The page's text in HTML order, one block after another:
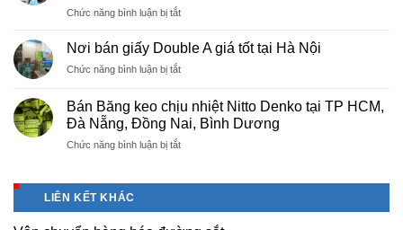
PE
nhà
khu
nghiệp
Bắc
Long,
Bài
Nội
Chức năng bình luận bị tắtở
máy
photocopy
tại
Nội
giá
uy
nghề
Nơi bán giấy Double A giá tốt tại Hà Nội
Chức năng bình luận bị tắtở
giấy
Double
A
Bán Băng keo chịu nhiệt Nitto Denko tại TP HCM,
Đà Nẵng, Đồng Nai, Bình Dương
Chức năng bình luận bị tắtở
LIÊN KẾT KHÁC